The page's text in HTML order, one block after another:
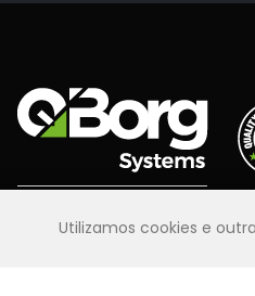
IMPERMEABILIZAR
IMPERMEABILIZAR BALDRAME
IMPERMEABILIZAR BANHEIROS E
ÁREAS FRIAS
IMPERMEABILIZAR LAJES
Utilizamos cookies e